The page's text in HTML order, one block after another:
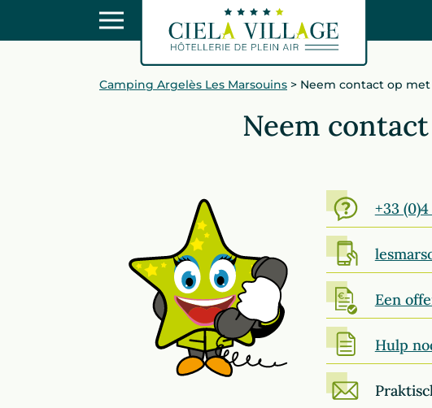
Camping Argelès Les Marsouins > Neem contact op
Neem
+33 (0)4
Een
Hulp